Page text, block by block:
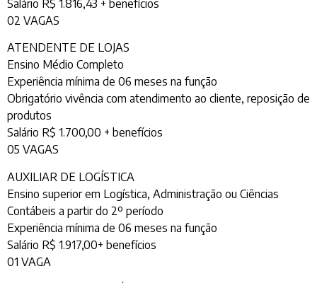
Salário R$ 1.816,43 + benefícios
02 VAGAS
ATENDENTE DE LOJAS
Ensino Médio Completo
Experiência mínima de 06 meses na função
Obrigatório vivência com atendimento ao cliente, reposição de
produtos
Salário R$ 1.700,00 + benefícios
05 VAGAS
AUXILIAR DE LOGÍSTICA
Ensino superior em Logística, Administração ou Ciências
Contábeis a partir do 2º período
Experiência mínima de 06 meses na função
Salário R$ 1.917,00+ benefícios
01 VAGA